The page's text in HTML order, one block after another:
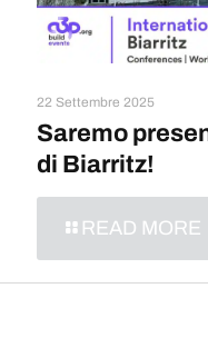
22 Settembre 2025
Saremo
di Biarritz!
READ MORE